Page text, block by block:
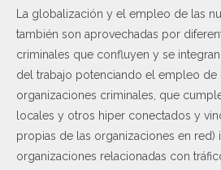
La globalización y el empleo de las
también son aprovechadas por
criminales que confluyen y se
del trabajo potenciando el empleo de
organizaciones criminales, que
locales y otros hiper conectados y
propias de las organizaciones en red)
organizaciones relacionadas con